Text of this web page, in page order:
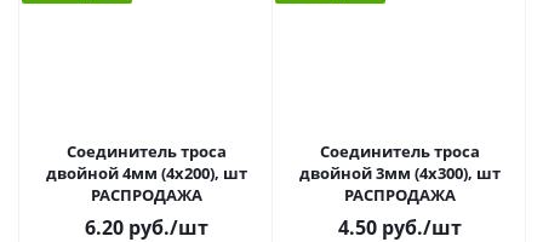
Соединитель троса
двойной 4мм (4х200), шт
РАСПРОДАЖА
6.20 руб./шт
Соединитель троса
двойной 3мм (4х300), шт
РАСПРОДАЖА
4.50 руб./шт